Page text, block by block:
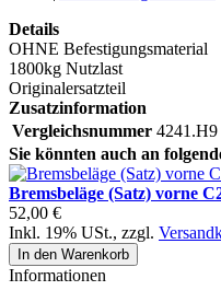
Details
OHNE Befestigungsmaterial
1800kg Nutzlast
Originalersatzteil
Zusatzinformation
Vergleichsnummer
Sie könnten auch an
Bremsbeläge (Satz) vorne
52,00 €
Inkl. 19% USt., zzgl.
In den Warenkorb
Informationen